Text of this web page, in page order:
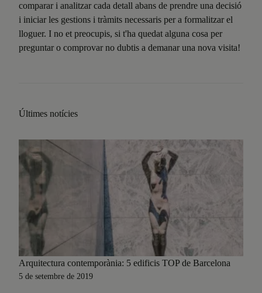
comparar i analitzar cada detall abans de prendre una decisió
i iniciar les gestions i tràmits necessaris per a formalitzar el
lloguer. I no et preocupis, si t'ha quedat alguna cosa per
preguntar o comprovar no dubtis a demanar una nova visita!
Últimes notícies
Arquitectura contemporània: 5 edificis TOP de Barcelona
5 de setembre de 2019